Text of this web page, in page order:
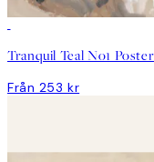
Tranquil Teal No1 Poster
Från 253 kr